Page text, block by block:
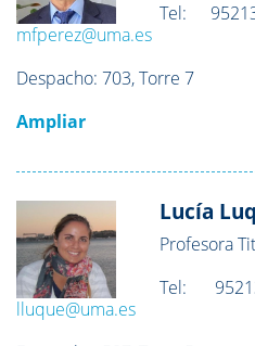
Tel:
mfperez@uma.es
Despacho: 703, Torre 7
Ampliar
Lucía
Profesora
Tel:
lluque@uma.es